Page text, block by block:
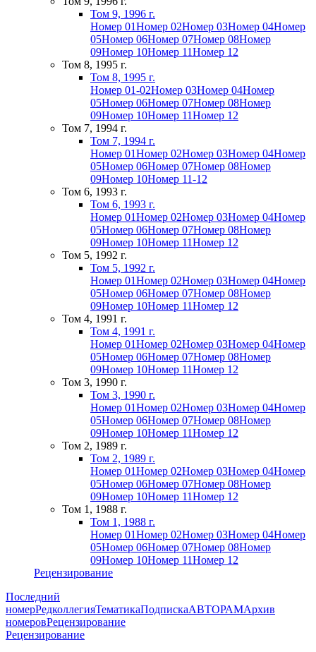
Том 9, 1996 г.
Номер 01Номер 02Номер 03Номер 04Номер
05Номер 06Номер 07Номер 08Номер
09Номер 10Номер 11Номер 12
Том 8, 1995 г.
Том 8, 1995 г.
Номер 01-02Номер 03Номер 04Номер
05Номер 06Номер 07Номер 08Номер
09Номер 10Номер 11Номер 12
Том 7, 1994 г.
Том 7, 1994 г.
Номер 01Номер 02Номер 03Номер 04Номер
05Номер 06Номер 07Номер 08Номер
09Номер 10Номер 11-12
Том 6, 1993 г.
Том 6, 1993 г.
Номер 01Номер 02Номер 03Номер 04Номер
05Номер 06Номер 07Номер 08Номер
09Номер 10Номер 11Номер 12
Том 5, 1992 г.
Том 5, 1992 г.
Номер 01Номер 02Номер 03Номер 04Номер
05Номер 06Номер 07Номер 08Номер
09Номер 10Номер 11Номер 12
Том 4, 1991 г.
Том 4, 1991 г.
Номер 01Номер 02Номер 03Номер 04Номер
05Номер 06Номер 07Номер 08Номер
09Номер 10Номер 11Номер 12
Том 3, 1990 г.
Том 3, 1990 г.
Номер 01Номер 02Номер 03Номер 04Номер
05Номер 06Номер 07Номер 08Номер
09Номер 10Номер 11Номер 12
Том 2, 1989 г.
Том 2, 1989 г.
Номер 01Номер 02Номер 03Номер 04Номер
05Номер 06Номер 07Номер 08Номер
09Номер 10Номер 11Номер 12
Том 1, 1988 г.
Том 1, 1988 г.
Номер 01Номер 02Номер 03Номер 04Номер
05Номер 06Номер 07Номер 08Номер
09Номер 10Номер 11Номер 12
Рецензирование
Последний
номерРедколлегияТематикаПодпискаАВТОРАМАрхив
номеровРецензирование
Рецензирование